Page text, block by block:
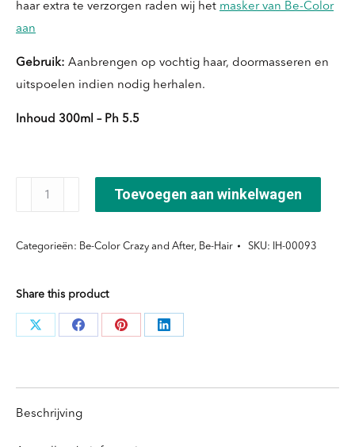
haar extra te verzorgen raden wij het masker van Be-Color
aan
Gebruik: Aanbrengen op vochtig haar, doormasseren en
uitspoelen indien nodig herhalen.
Inhoud 300ml – Ph 5.5
Shampoo
ml
aantal
Toevoegen aan winkelwagen
Categorieën: Be-Color Crazy and After, Be-Hair SKU: IH-00093
Share this product
Deel
Deel
Deel
Deel
Beschrijving